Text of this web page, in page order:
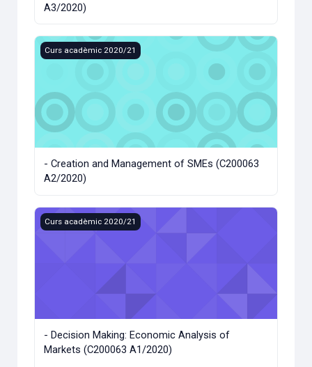
A3/2020)
- Creation and Management of SMEs (C200063 A2/2020)
Curs acadèmic 2020/21
- Creation and Management of SMEs (C200063
A2/2020)
- Decision Making: Economic Analysis of Markets
Curs acadèmic 2020/21
- Decision Making: Economic Analysis of
Markets (C200063 A1/2020)